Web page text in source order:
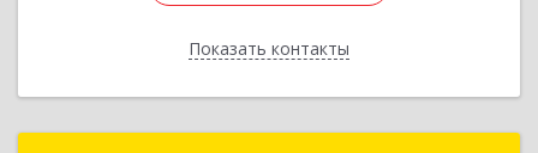
Показать контакты
Назад